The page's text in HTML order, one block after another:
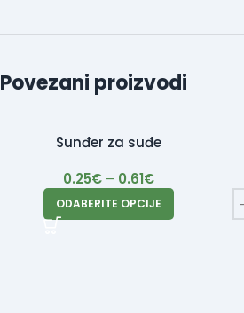
Povezani proizvodi
Sunđer za suđe
0.25€ – 0.61€
ODABERITE OPCIJE